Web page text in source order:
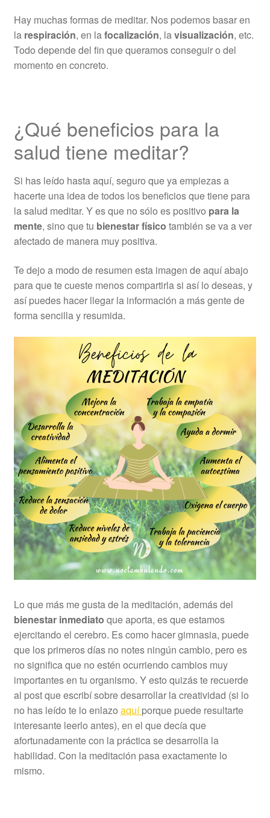
Hay muchas formas de meditar. Nos podemos basar en
la respiración, en lafocalización, lavisualización, etc.
Todo depende del fin que queramos conseguir o del
momento en concreto.
¿Qué beneficios para la
salud tiene meditar?
Si has leído hasta aquí, seguro que ya empiezas a
hacerte una idea de todos los beneficios que tiene para
la salud meditar. Y es que no sólo es positivo para la
mente, sino que tu bienestar físico también se va a ver
afectado de manera muy positiva.
Te dejo a modo de resumen esta imagen de aquí abajo
para que te cueste menos compartirla si así lo deseas, y
así puedes hacer llegar la información a más gente de
forma sencilla y resumida.
Lo que más me gusta de la meditación, además del
bienestar inmediato que aporta, es que estamos
ejercitando el cerebro. Es como hacer gimnasia, puede
que los primeros días no notes ningún cambio, pero es
no significa que no estén ocurriendo cambios muy
importantes en tu organismo. Y esto quizás te recuerde
al post que escribí sobre desarrollar la creatividad (si lo
no has leído te lo enlazo aquíporque puede resultarte
interesante leerlo antes), en el que decía que
afortunadamente con la práctica se desarrolla la
habilidad. Con la meditación pasa exactamente lo
mismo.